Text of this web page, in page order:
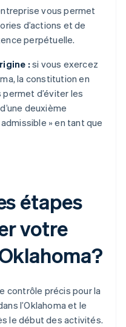
vous permet
d’actions et de
perpétuelle.
: si vous exercez
la constitution en
d’éviter les
deuxième
» en tant que
étapes
votre
contrôle précis pour la
l’Oklahoma et le
le début des activités.